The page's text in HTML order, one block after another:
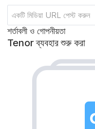
শর্তাবলী ও গোপনীয়তা
Tenor ব্যবহার শুরু করা